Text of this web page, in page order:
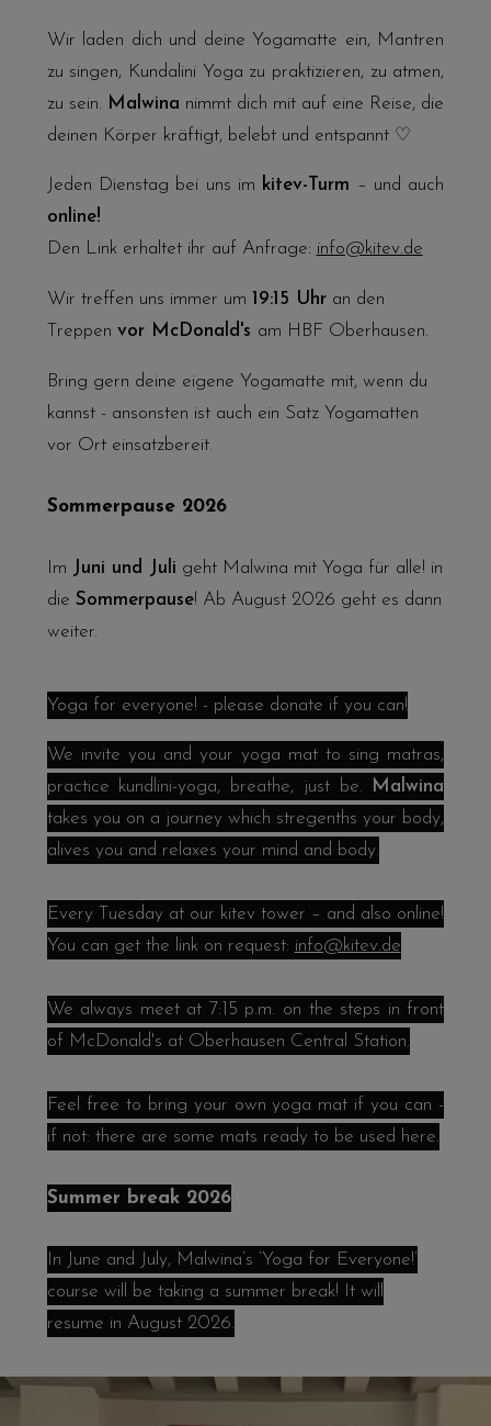
Wir laden dich und deine Yogamatte ein, Mantren
zu singen, Kundalini Yoga zu praktizieren, zu atmen,
zu sein. Malwina nimmt dich mit auf eine Reise, die
deinen Körper kräftigt, belebt und entspannt ♡
Jeden Dienstag bei uns im kitev-Turm – und auch
online!
Den Link erhaltet ihr auf Anfrage: info@kitev.de
Wir treffen uns immer um 19:15 Uhran den
Treppen vor McDonald's am HBF Oberhausen.
Bring gern deine eigene Yogamatte mit, wenn du
kannst - ansonsten ist auch ein Satz Yogamatten
vor Ort einsatzbereit.
Sommerpause 2026
Im Juni und Juli geht Malwina mit Yoga für alle! in
die Sommerpause! Ab August 2026 geht es dann
weiter.
Yoga for everyone! - please donate if you can!
We invite you and your yoga mat to sing matras,
practice kundlini-yoga, breathe, just be.
Malwina
takes you on a journey which stregenths your body,
alives you and relaxes your mind and body.
Every Tuesday at our kitev tower – and also online!
You can get the link on request: info@kitev.de
We always meet at 7:15 p.m. on the steps in front
of McDonald's at Oberhausen Central Station.
Feel free to bring your own yoga mat if you can -
if not: there are some mats ready to be used here.
Summer break 2026
In June and July, Malwina’s ‘Yoga for Everyone!’
course will be taking a summer break! It will
resume in August 2026.